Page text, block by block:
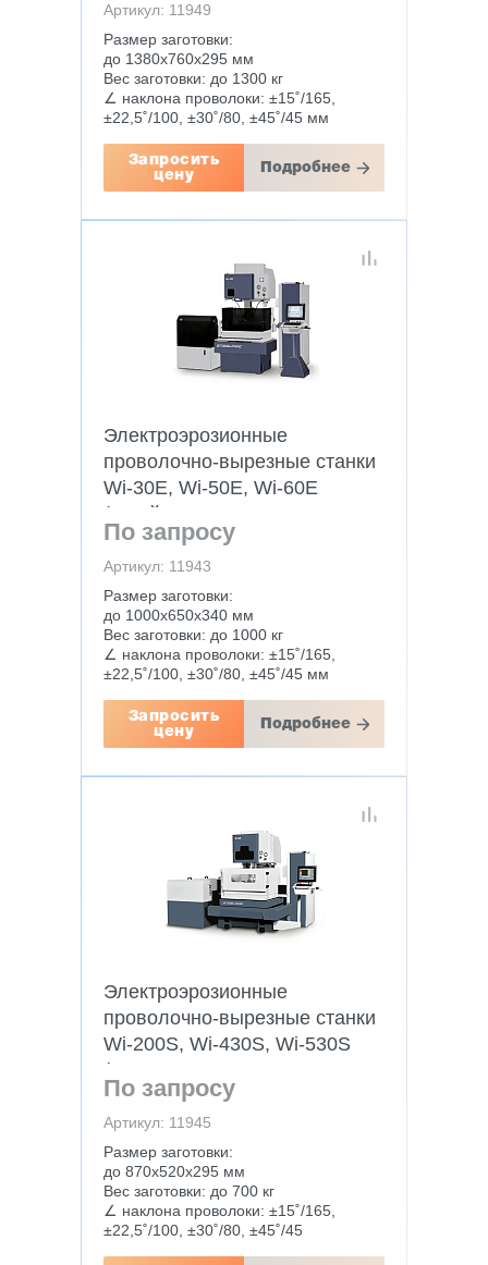
Артикул: 11949
Размер заготовки:
до 1380х760х295 мм
Вес заготовки: до 1300 кг
∠ наклона проволоки: ±15˚/165,
±22,5˚/100, ±30˚/80, ±45˚/45 мм
Запросить
цену
Подробнее
Электроэрозионные
проволочно-вырезные станки
Wi-30E, Wi-50E, Wi-60E
(струйного типа,
сервопривода)
По запросу
Артикул: 11943
Размер заготовки:
до 1000х650х340 мм
Вес заготовки: до 1000 кг
∠ наклона проволоки: ±15˚/165,
±22,5˚/100, ±30˚/80, ±45˚/45 мм
Запросить
цену
Подробнее
Электроэрозионные
проволочно-вырезные станки
Wi-200S, Wi-430S, Wi-530S
(погружного типа,
сервопривода)
По запросу
Артикул: 11945
Размер заготовки:
до 870х520х295 мм
Вес заготовки: до 700 кг
∠ наклона проволоки: ±15˚/165,
±22,5˚/100, ±30˚/80, ±45˚/45